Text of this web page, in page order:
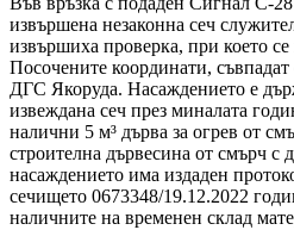
извършена незаконна сеч
извършиха проверка, при което се
Посочените координати,
ДГС Якоруда. Насаждението е
извеждана сеч през миналата
налични 5 м³ дърва за огрев от
строителна дървесина от смърч с
насаждението има издаден
сечището 0673348/19.12.2022
наличните на временен склад